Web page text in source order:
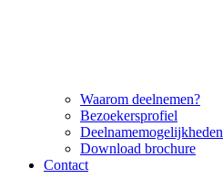
Waarom deelnemen?
Bezoekersprofiel
Deelnamemogelijkheden
Download brochure
Contact